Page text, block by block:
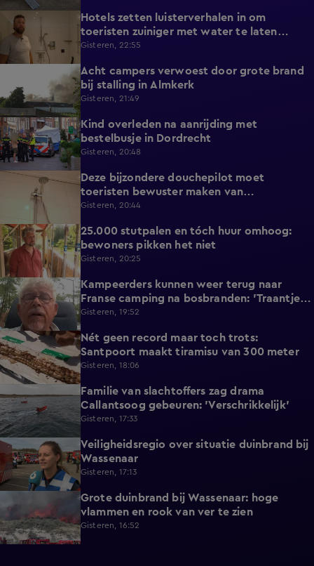
2:15
Hotels zetten luisterverhalen in om
toeristen zuiniger met water te laten
omgaan
Gisteren, 22:55
Acht campers verwoest door grote brand
bij stalling in Almkerk
Gisteren, 21:49
0:37
Kind overleden na aanrijding met
bestelbusje in Dordrecht
Gisteren, 20:48
Deze bijzondere douchepilot moet
toeristen bewuster maken van
waterverbruik
Gisteren, 20:44
1:33
25.000 stutpalen en tóch huur omhoog:
bewoners pikken het niet
Gisteren, 20:25
1:06
Kampeerders kunnen weer terug naar
Franse camping na bosbranden: 'Traantje
gelaten'
Gisteren, 19:52
1:38
Nét geen record maar toch trots:
Santpoort maakt tiramisu van 300 meter
Gisteren, 18:06
1:08
Familie van slachtoffers zag drama
Callantsoog gebeuren: 'Verschrikkelijk'
Gisteren, 17:33
0:53
Veiligheidsregio over situatie duinbrand bij
Wassenaar
Gisteren, 17:13
Grote duinbrand bij Wassenaar: hoge
vlammen en rook van ver te zien
Gisteren, 16:52